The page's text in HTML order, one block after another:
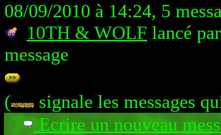
08/09/2010 à 14:24, 5
10TH & WOLF lancé
message
(
signale les messages
Ecrire un nouveau